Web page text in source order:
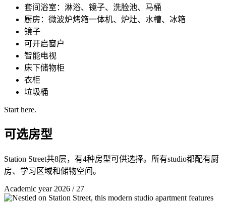
套间浴室：淋浴、镜子、洗脸池、马桶
厨房：微波炉烤箱一体机、炉灶、水槽、冰箱
镜子
可开启窗户
智能电视
床下储物柜
衣柜
垃圾桶
Start here.
可选房型
Station Street共8层，有4种房型可供选择。所有studio都配有厨
房、学习区域和储物空间。
Academic year 2026 / 27